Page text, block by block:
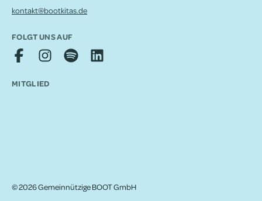
kontakt@bootkitas.de
FOLGT UNS AUF
MITGLIED
© 2026 Gemeinnützige BOOT GmbH